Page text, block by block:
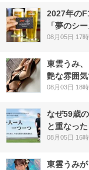
2027年の
「夢のシ
08月05日 17
東雲うみ
艶な雰囲気
08月03日 18
なぜ59歳
と重なっ
08月05日 16
東雲うみ